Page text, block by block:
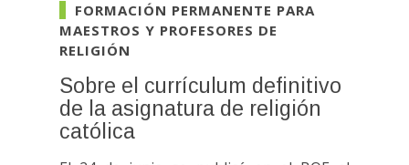
FORMACIÓN PERMANENTE PARA
MAESTROS Y PROFESORES DE
RELIGIÓN
Sobre el currículum definitivo
de la asignatura de religión
católica